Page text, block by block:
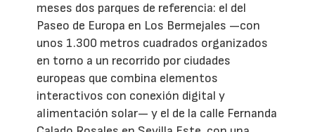
meses dos parques de referencia: el del
Paseo de Europa en Los Bermejales —con
unos 1.300 metros cuadrados organizados
en torno a un recorrido por ciudades
europeas que combina elementos
interactivos con conexión digital y
alimentación solar— y el de la calle Fernanda